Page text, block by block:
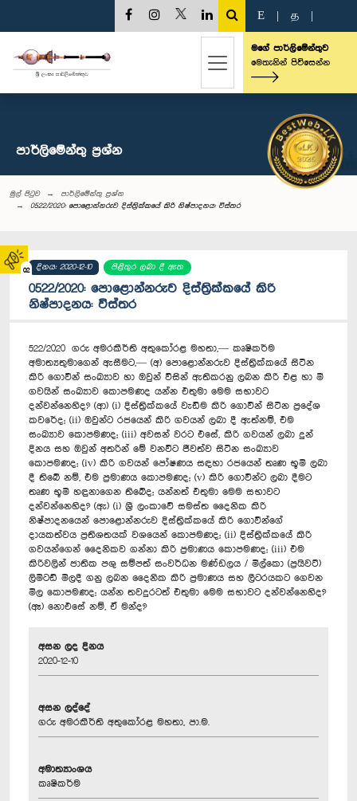
02
E த
මගේ පාර්ලිමේන්තුව
මෙතැනින් පිවිසෙන්න
පාර්ලි‌මේන්තු‌ ප්‍රශ්න
මුල් පිටුව
පාර්ලි‌මේන්තු‌ ප්‍රශ්න
0522/2020: පොළොන්නරුව දිස්ත්‍රික්කයේ කිරි නිෂ්පාදනය: විස්තර
දිනය: 2020-12-10 පිළිතුර ලබා දී ඇත
0522/2020: පොළොන්නරුව දිස්ත්‍රික්කයේ කිරි
නිෂ්පාදනය: විස්තර
522/2020 ගරු අමරකීර්ති අතුකෝරළ මහතා,— කෘෂිකර්ම
අමාත්‍යතුමාගෙන් ඇසීමට,— (අ) පොළොන්නරුව දිස්ත්‍රික්කයේ සිටින
කිරි ගොවීන් සංඛ්‍යාව හා ඔවුන් විසින් ඇතිකරනු ලබන කිරි එළ හා මී
ගවයින් සංඛ්‍යාව කොපමණද යන්න එතුමා මෙම සභාවට
දන්වන්නෙහිද? (ආ) (i) දිස්ත්‍රික්කයේ වැඩිම කිරි ගොවීන් සිටින ප්‍රදේශ
කවරේද; (ii) ඔවුන්ට රජයෙන් කිරි ගවයන් ලබා දී ඇත්නම්, එම
සංඛ්‍යාව කොපමණද; (iii) අවසන් වරට එසේ, කිරි ගවයන් ලබා දුන්
දිනය සහ ඔවුන් අතරින් මේ වනවිට ජීවත්ව සිටින සංඛ්‍යාව
කොපමණද; (iv) කිරි ගවයන් පෝෂණය සඳහා රජයෙන් තෘණ භූමි ලබා
දී තිබේ නම්, එම ප්‍රමාණය කොපමණද; (v) කිරි ගොවීන්ට ලබා දීමට
තෘණ භූමි හඳුනාගෙන තිබේද; යන්නත් එතුමා මෙම සභාවට
දන්වන්නෙහිද? (ඇ) (i) ශ්‍රී ලංකාවේ සමස්ත දෛනික කිරි
නිෂ්පාදනයෙන් පොළොන්නරුව දිස්ත්‍රික්කයේ කිරි ගොවීන්ගේ
දායකත්වය ප්‍රතිශතයක් වශයෙන් කොපමණද; (ii) දිස්ත්‍රික්කයේ කිරි
ගවයන්ගෙන් දෛනිකව ගන්නා කිරි ප්‍රමාණය කොපමණද; (iii) එම
කිරිවලින් ජාතික පශු සම්පත් සංවර්ධන මණ්ඩලය / මිල්කො (ප්‍රයිවට්)
ලිමිටඩ් මිලදී ගනු ලබන දෛනික කිරි ප්‍රමාණය සහ ලීටරයකට ගෙවන
මිල කොපමණද; යන්න තවදුරටත් එතුමා මෙම සභාවට දන්වන්නෙහිද?
(ඈ) නොඑසේ නම්, ඒ මන්ද?
අසන ලද දිනය
2020-12-10
අසන ලද්දේ
ගරු අමරකීර්ති අතුකෝරළ මහතා, පා.ම.
අමාත්‍යාංශය
කෘෂිකර්ම